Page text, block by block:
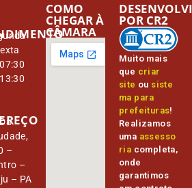
–
–
– PA
COMO
CHEGAR À
CÂMARA
Muito mais
que criar
site ou siste
ma para
prefeituras!
Realizamos
uma assesso
ria completa,
onde
garantimos
POR CR2